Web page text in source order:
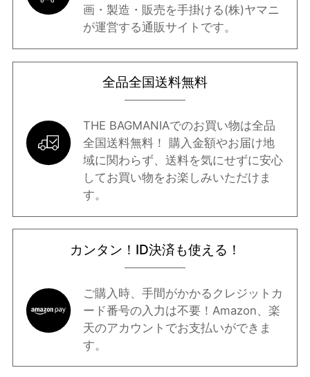
画・製造・販売を手掛ける(株)ヤマニ
が運営する通販サイトです。
全品全国送料無料
THE BAGMANIAでのお買い物は全品
全国送料無料！ 購入金額やお届け地
域に関わらず、送料を気にせずに安心
してお買い物をお楽しみいただけま
す。
カンタン！ID決済も使える！
ご購入時、手間がかかるクレジットカ
ード番号の入力は不要！Amazon、楽
天のアカウントでお支払いができま
す。